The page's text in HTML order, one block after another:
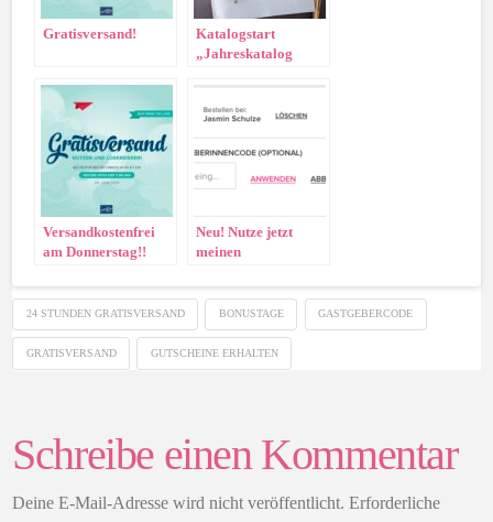
Gratisversand!
Katalogstart
„Jahreskatalog
Versandkostenfrei
am Donnerstag!!
Neu! Nutze jetzt
meinen
Onlineshop
24 STUNDEN GRATISVERSAND BONUSTAGE GASTGEBERCODE
GRATISVERSAND GUTSCHEINE ERHALTEN
Schreibe einen Kommentar
Deine E-Mail-Adresse wird nicht veröffentlicht. Erforderliche